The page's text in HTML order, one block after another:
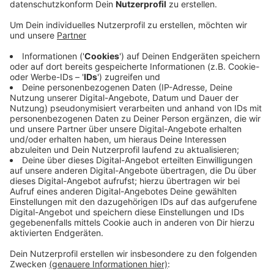
Deutsche Rote Kreuz im Kreis Euskirchen
„Vorsorge treffen“ und „Verhalten im Notfall“ an.
Die nächsten kostenlosen Online-Termine sind am
26.+27.09.2022
19.+21.10.2022
03.+04.11.2022
jeweils von 19:00 bis 20:30 Uhr
Infos gibt es bei Myriam Kemp: 02251 79119509
oder per Email: mkemp@drk-eu.de
Veröffentlicht:Sonntag, 18.09.2022 20:33
Anzeige